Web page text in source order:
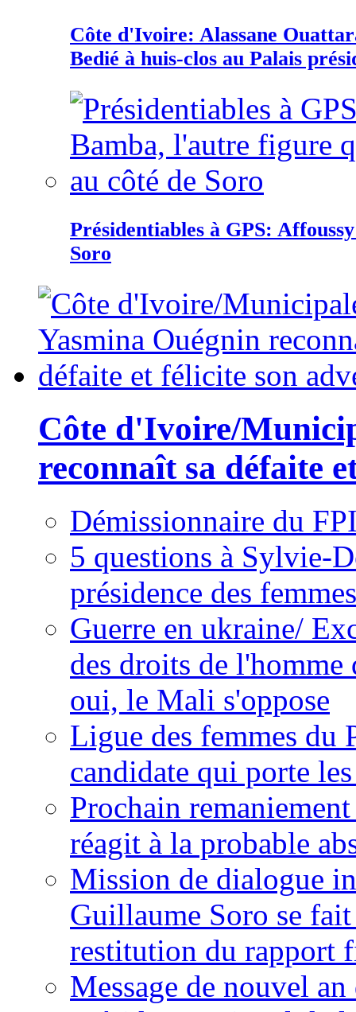
Côte d'Ivoire: Alassane
Bedié à huis-clos au Palais
Présidentiables à GPS:
Soro
Côte d'Ivoire/
reconnaît sa défaite
Démissionnaire du
5 questions à Sylvie-
présidence des
Guerre en ukraine/
des droits de
oui, le Mali s'oppose
Ligue des femmes du
candidate qui porte
Prochain
réagit à la probable
Mission de dialogue
Guillaume Soro se
restitution du rapport
Message de nouvel